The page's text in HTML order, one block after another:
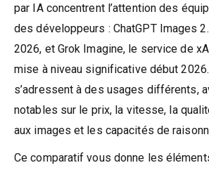
par IA concentrent l’attention des
des développeurs : ChatGPT Images
2026, et Grok Imagine, le service de
mise à niveau significative début
s’adressent à des usages différents,
notables sur le prix, la vitesse, la
aux images et les capacités de
Ce comparatif vous donne les